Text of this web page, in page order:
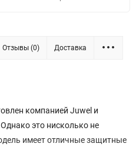
Отзывы (0) Доставка
компанией Juwel и
это нисколько не
имеет отличные защитные